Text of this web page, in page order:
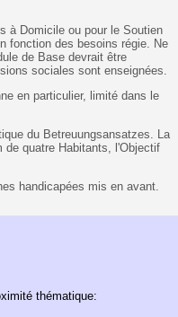
à Domicile ou pour le Soutien
fonction des besoins régie. Ne
de Base devrait être
sociales sont enseignées.
en particulier, limité dans le
du Betreuungsansatzes. La
de quatre Habitants, l'Objectif
handicapées mis en avant.
thématique: